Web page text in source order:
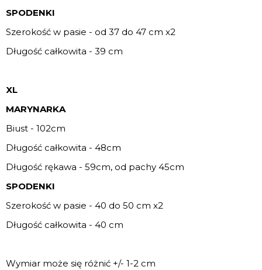
SPODENKI
Szerokość w pasie - od 37 do 47 cm x2
Długość całkowita - 39 cm
XL
MARYNARKA
Biust - 102cm
Długość całkowita - 48cm
Długość rękawa - 59cm, od pachy 45cm
SPODENKI
Szerokość w pasie - 40 do 50 cm x2
Długość całkowita - 40 cm
Wymiar może się różnić +/- 1-2 cm